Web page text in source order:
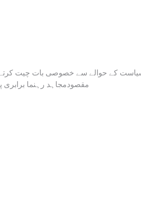
سیاست کے حوالے سے خصوصی بات چیت
مقصودمجاہد رہنما برابری